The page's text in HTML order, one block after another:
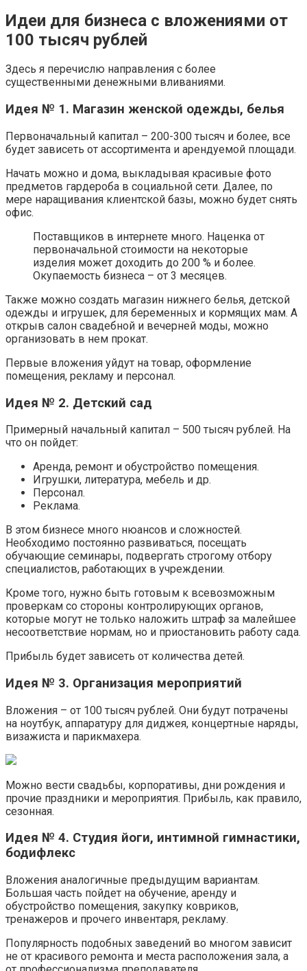
Идеи для бизнеса с вложениями от
100 тысяч рублей
Здесь я перечислю направления с более
существенными денежными вливаниями.
Идея № 1. Магазин женской одежды, белья
Первоначальный капитал – 200-300 тысяч и более, все
будет зависеть от ассортимента и арендуемой площади.
Начать можно и дома, выкладывая красивые фото
предметов гардероба в социальной сети. Далее, по
мере наращивания клиентской базы, можно будет снять
офис.
Поставщиков в интернете много. Наценка от
первоначальной стоимости на некоторые
изделия может доходить до 200 % и более.
Окупаемость бизнеса – от 3 месяцев.
Также можно создать магазин нижнего белья, детской
одежды и игрушек, для беременных и кормящих мам. А
открыв салон свадебной и вечерней моды, можно
организовать в нем прокат.
Первые вложения уйдут на товар, оформление
помещения, рекламу и персонал.
Идея № 2. Детский сад
Примерный начальный капитал – 500 тысяч рублей. На
что он пойдет:
Аренда, ремонт и обустройство помещения.
Игрушки, литература, мебель и др.
Персонал.
Реклама.
В этом бизнесе много нюансов и сложностей.
Необходимо постоянно развиваться, посещать
обучающие семинары, подвергать строгому отбору
специалистов, работающих в учреждении.
Кроме того, нужно быть готовым к всевозможным
проверкам со стороны контролирующих органов,
которые могут не только наложить штраф за малейшее
несоответствие нормам, но и приостановить работу сада.
Прибыль будет зависеть от количества детей.
Идея № 3. Организация мероприятий
Вложения – от 100 тысяч рублей. Они будут потрачены
на ноутбук, аппаратуру для диджея, концертные наряды,
визажиста и парикмахера.
Можно вести свадьбы, корпоративы, дни рождения и
прочие праздники и мероприятия. Прибыль, как правило,
сезонная.
Идея № 4. Студия йоги, интимной гимнастики,
бодифлекс
Вложения аналогичные предыдущим вариантам.
Большая часть пойдет на обучение, аренду и
обустройство помещения, закупку ковриков,
тренажеров и прочего инвентаря, рекламу.
Популярность подобных заведений во многом зависит
не от красивого ремонта и места расположения зала, а